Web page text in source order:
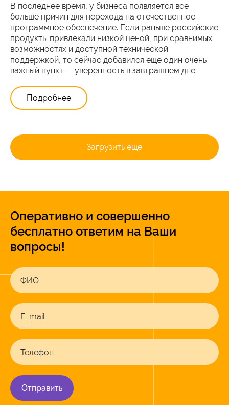
В последнее время, у бизнеса появляется все
больше причин для перехода на отечественное
программное обеспечение. Если раньше российские
продукты привлекали низкой ценой, при сравнимых
возможностях и доступной технической
поддержкой, то сейчас добавился еще один очень
важный пункт — уверенность в завтрашнем дне
Подробнее
Загрузить еще
Оперативно и совершенно
бесплатно ответим на Ваши
вопросы!
ФИО
E-mail
Телефон
Отправить